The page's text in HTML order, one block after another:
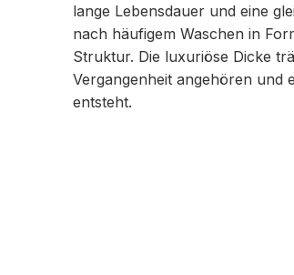
lange Lebensdauer und eine
nach häufigem Waschen in
Struktur. Die luxuriöse Dicke
Vergangenheit angehören und
entsteht.